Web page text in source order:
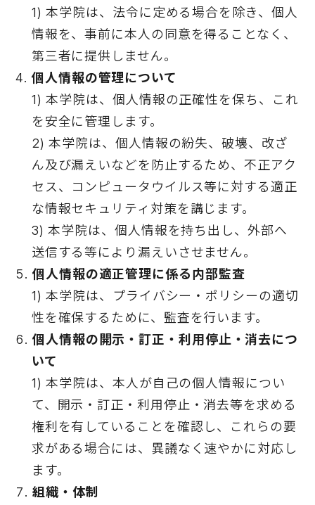
1) 本学院は、法令に定める場合を除き、個人
情報を、事前に本人の同意を得ることなく、
第三者に提供しません。
個人情報の管理について
1) 本学院は、個人情報の正確性を保ち、これ
を安全に管理します。
2) 本学院は、個人情報の紛失、破壊、改ざ
ん及び漏えいなどを防止するため、不正アク
セス、コンピュータウイルス等に対する適正
な情報セキュリティ対策を講じます。
3) 本学院は、個人情報を持ち出し、外部へ
送信する等により漏えいさせません。
個人情報の適正管理に係る内部監査
1) 本学院は、プライバシー・ポリシーの適切
性を確保するために、監査を行います。
個人情報の開示・訂正・利用停止・消去につ
いて
1) 本学院は、本人が自己の個人情報につい
て、開示・訂正・利用停止・消去等を求める
権利を有していることを確認し、これらの要
求がある場合には、異議なく速やかに対応し
ます。
組織・体制